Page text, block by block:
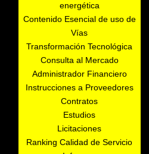
energética
Contenido Esencial de uso de
Vías
Transformación Tecnológica
Consulta al Mercado
Administrador Financiero
Instrucciones a Proveedores
Contratos
Estudios
Licitaciones
Ranking Calidad de Servicio